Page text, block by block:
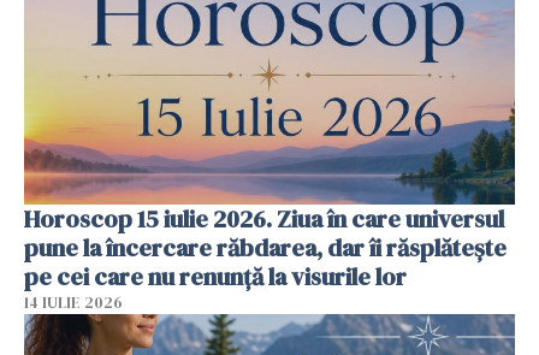
Horoscop 15 iulie 2026. Ziua în care universul
pune la încercare răbdarea, dar îi răsplătește
pe cei care nu renunță la visurile lor
14 IULIE 2026